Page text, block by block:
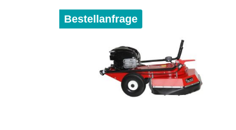
Bestellanfrage